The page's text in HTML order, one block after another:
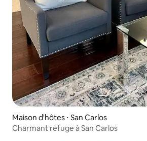
Maison d'hôtes ⋅ San Carlos
Charmant refuge à San Carlos